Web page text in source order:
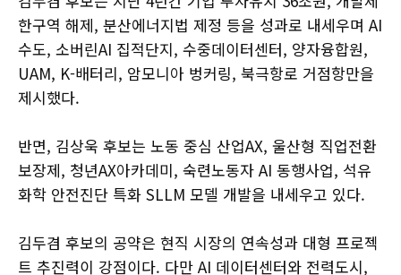
한구역 해제, 분산에너지법 제정 등을 성과로 내세우며 AI
수도, 소버린AI 집적단지, 수중데이터센터, 양자융합원,
UAM, K-배터리, 암모니아 벙커링, 북극항로 거점항만을
제시했다.
반면, 김상욱 후보는 노동 중심 산업AX, 울산형 직업전환
보장제, 청년AX아카데미, 숙련노동자 AI 동행사업, 석유
화학 안전진단 특화 SLLM 모델 개발을 내세우고 있다.
김두겸 후보의 공약은 현직 시장의 연속성과 대형 프로젝
트 추진력이 강점이다. 다만 AI 데이터센터와 전력도시,